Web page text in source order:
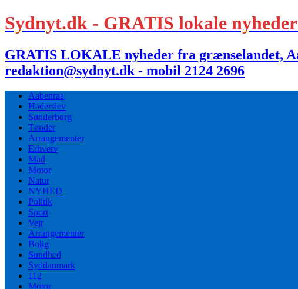
Sydnyt.dk - GRATIS lokale
GRATIS LOKALE nyheder fra grænselandet,
redaktion@sydnyt.dk - mobil 2124 2696
Aabenraa
Haderslev
Sønderborg
Tønder
Arrangementer
Erhverv
Mad
Motor
Natur
NYHED
Politik
Sport
Vejr
Arrangementer
Bolig
Sundhed
Syddanmark
112
Motor